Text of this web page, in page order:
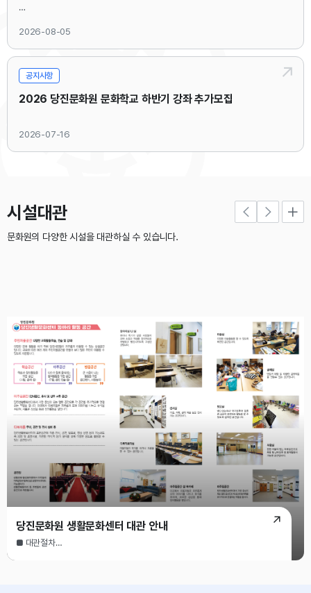
기간 : 2026. 8. 7.(금) ~ 8. 14.(금) 18:00까지
방법 : 첨부 참가신청서(전시용/공연용) 작성 후 제출
이메일 제목 형식 : (전시/공연 구분_동아리명_동아리종합발표회 참가신청서)
자세한 사항은 첨부파일 참고 부탁드립니다.
(문의 : 041-354-2367 / 041-357-2367)
2026-08-05
공지사항
2026 당진문화원 문화학교 하반기 강좌 추가모집
2026-07-16
시설대관
문화원의 다양한 시설을 대관하실 수 있습니다.
당진문화원 생활문화센터 대관 안내
■ 대관절차